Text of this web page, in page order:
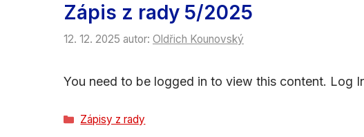
Zápis z rady 5/2025
12. 12. 2025 autor: Oldřich Kounovský
You need to be logged in to view this content. Log
Rubriky
Zápisy z rady